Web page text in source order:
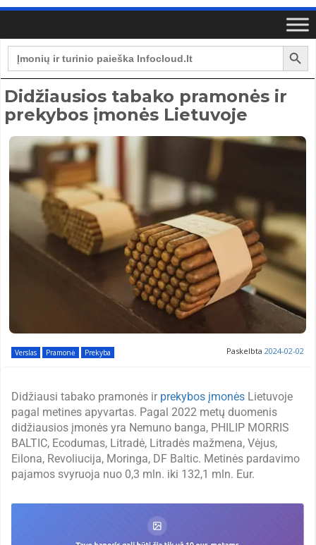
Search
for:
Search Button
Didžiausios tabako pramonės ir
prekybos įmonės Lietuvoje
Verslas Pramonė Prekyba Paskelbta 2024-02-02
Didžiausi tabako pramonės ir prekybos įmonės Lietuvoje
pagal metines apyvartas. Pagal 2022 metų duomenis
didžiausios įmonės yra Nemuno banga, PHILIP MORRIS
BALTIC, Ecodumas, Litradė, Litradės mažmena, Vėjus,
Eilona, Revoliucija, Moringa, DF Baltic. Metinės pardavimo
pajamos svyruoja nuo 0,3 mln. iki 132,1 mln. Eur.